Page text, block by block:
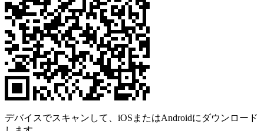
デバイスでスキャンして、iOSまたはAndroidにダウンロード